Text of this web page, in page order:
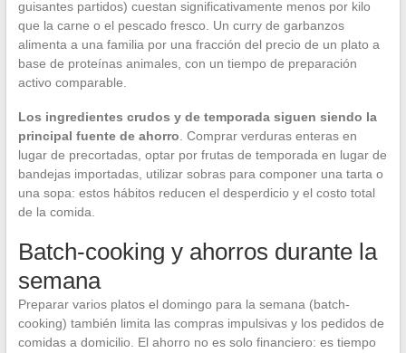
guisantes partidos) cuestan significativamente menos por kilo
que la carne o el pescado fresco. Un curry de garbanzos
alimenta a una familia por una fracción del precio de un plato a
base de proteínas animales, con un tiempo de preparación
activo comparable.
Los ingredientes crudos y de temporada siguen siendo la
principal fuente de ahorro. Comprar verduras enteras en
lugar de precortadas, optar por frutas de temporada en lugar de
bandejas importadas, utilizar sobras para componer una tarta o
una sopa: estos hábitos reducen el desperdicio y el costo total
de la comida.
Batch-cooking y ahorros durante la
semana
Preparar varios platos el domingo para la semana (batch-
cooking) también limita las compras impulsivas y los pedidos de
comidas a domicilio. El ahorro no es solo financiero: es tiempo